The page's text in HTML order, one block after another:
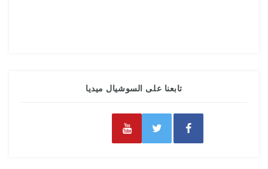
تابعنا على السوشيال ميديا